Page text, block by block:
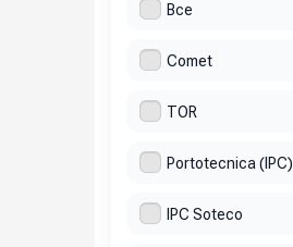
Все
Comet
TOR
Portotecnica (IPC)
IPC Soteco